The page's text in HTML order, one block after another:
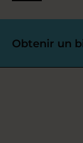
Obtenir un